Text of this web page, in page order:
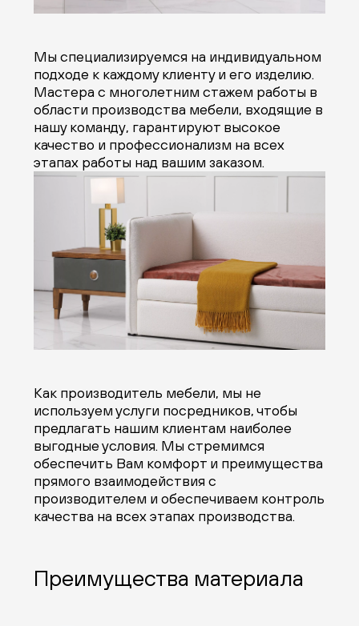
Мы специализируемся на индивидуальном
подходе к каждому клиенту и его изделию.
Мастера с многолетним стажем работы в
области производства мебели, входящие в
нашу команду, гарантируют высокое
качество и профессионализм на всех
этапах работы над вашим заказом.
Как производитель мебели, мы не
используем услуги посредников, чтобы
предлагать нашим клиентам наиболее
выгодные условия. Мы стремимся
обеспечить Вам комфорт и преимущества
прямого взаимодействия с
производителем и обеспечиваем контроль
качества на всех этапах производства.
Преимущества материала